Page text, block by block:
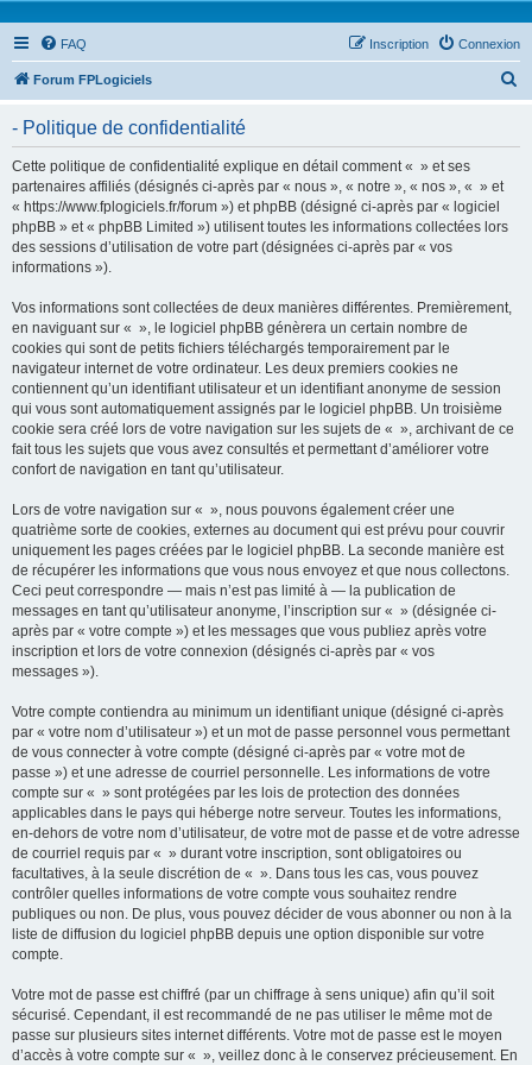
FAQ Connexion
Inscription
Forum FPLogiciels
- Politique de confidentialité
Cette politique de confidentialité explique en détail comment « » et ses
partenaires affiliés (désignés ci-après par « nous », « notre », « nos », « » et
« https://www.fplogiciels.fr/forum ») et phpBB (désigné ci-après par « logiciel
phpBB » et « phpBB Limited ») utilisent toutes les informations collectées lors
des sessions d’utilisation de votre part (désignées ci-après par « vos
informations »).
Vos informations sont collectées de deux manières différentes. Premièrement,
en naviguant sur « », le logiciel phpBB génèrera un certain nombre de
cookies qui sont de petits fichiers téléchargés temporairement par le
navigateur internet de votre ordinateur. Les deux premiers cookies ne
contiennent qu’un identifiant utilisateur et un identifiant anonyme de session
qui vous sont automatiquement assignés par le logiciel phpBB. Un troisième
cookie sera créé lors de votre navigation sur les sujets de « », archivant de ce
fait tous les sujets que vous avez consultés et permettant d’améliorer votre
confort de navigation en tant qu’utilisateur.
Lors de votre navigation sur « », nous pouvons également créer une
quatrième sorte de cookies, externes au document qui est prévu pour couvrir
uniquement les pages créées par le logiciel phpBB. La seconde manière est
de récupérer les informations que vous nous envoyez et que nous collectons.
Ceci peut correspondre — mais n’est pas limité à — la publication de
messages en tant qu’utilisateur anonyme, l’inscription sur « » (désignée ci-
après par « votre compte ») et les messages que vous publiez après votre
inscription et lors de votre connexion (désignés ci-après par « vos
messages »).
Votre compte contiendra au minimum un identifiant unique (désigné ci-après
par « votre nom d’utilisateur ») et un mot de passe personnel vous permettant
de vous connecter à votre compte (désigné ci-après par « votre mot de
passe ») et une adresse de courriel personnelle. Les informations de votre
compte sur « » sont protégées par les lois de protection des données
applicables dans le pays qui héberge notre serveur. Toutes les informations,
en-dehors de votre nom d’utilisateur, de votre mot de passe et de votre adresse
de courriel requis par « » durant votre inscription, sont obligatoires ou
facultatives, à la seule discrétion de « ». Dans tous les cas, vous pouvez
contrôler quelles informations de votre compte vous souhaitez rendre
publiques ou non. De plus, vous pouvez décider de vous abonner ou non à la
liste de diffusion du logiciel phpBB depuis une option disponible sur votre
compte.
Votre mot de passe est chiffré (par un chiffrage à sens unique) afin qu’il soit
sécurisé. Cependant, il est recommandé de ne pas utiliser le même mot de
passe sur plusieurs sites internet différents. Votre mot de passe est le moyen
d’accès à votre compte sur « », veillez donc à le conservez précieusement. En